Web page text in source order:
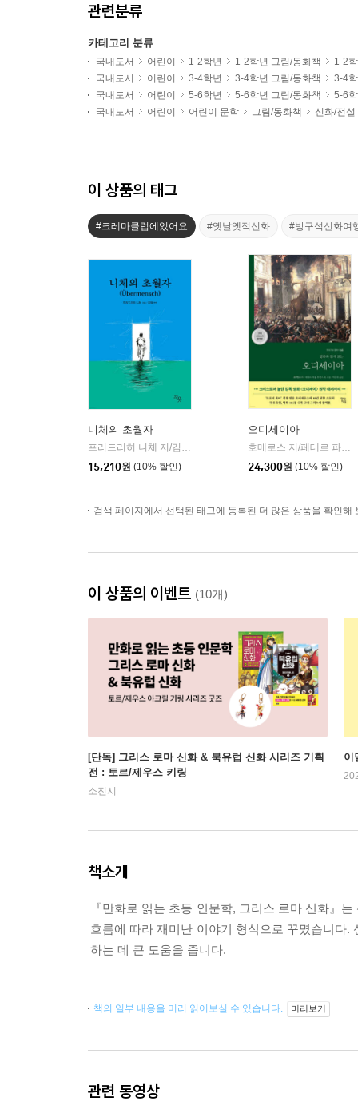
관련분류
카테고리 분류
국내도서 어린이 1-2학년 1-2학년 그림/동화책
1-2
국내도서
어린이 3-4학년 3-4학년 그림/동화책
3-4
국내도서
어린이 5-6학년 5-6학년 그림/동화책
5-6
국내도서
어린이 어린이 문학 그림/동화책 신화/전설
이 상품의 태그
#크레마클럽에있어요 #옛날옛적신화 #방구석신화여
니체의 초월자
프리드리히 니체 저/김철 편역
15,210원 (10% 할인)
오디세이아
호메로스 저/페테르 파울 루벤스 그림/박문재 역
24,300원 (10% 할인)
검색 페이지에서 선택된 태그에 등록된 더 많은 상품을 확인해
이 상품의 이벤트 (10개)
[단독] 그리스 로마 신화 & 북유럽 신화 시리즈 기획
전 : 토르/제우스 키링
소진시
이
책소개
『만화로 읽는 초등 인문학, 그리스 로마 신화』
흐름에 따라 재미난 이야기 형식으로 꾸몄습니다
하는 데 큰 도움을 줍니다.
책의 일부 내용을 미리 읽어보실 수 있습니다. 미리보기
관련 동영상